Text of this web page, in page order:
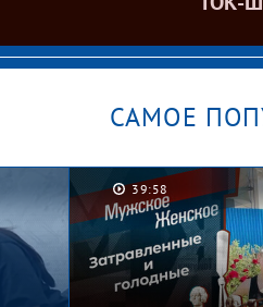
САМОЕ
39:58